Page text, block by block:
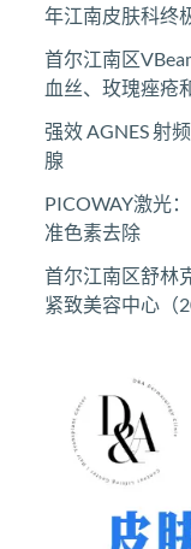
年江南皮肤科终
首尔江南区
血丝、玫瑰痤疮
强效 AGNES 射
腺
PICOWAY激光
准色素去除
首尔江南区舒林
紧致美容中心（